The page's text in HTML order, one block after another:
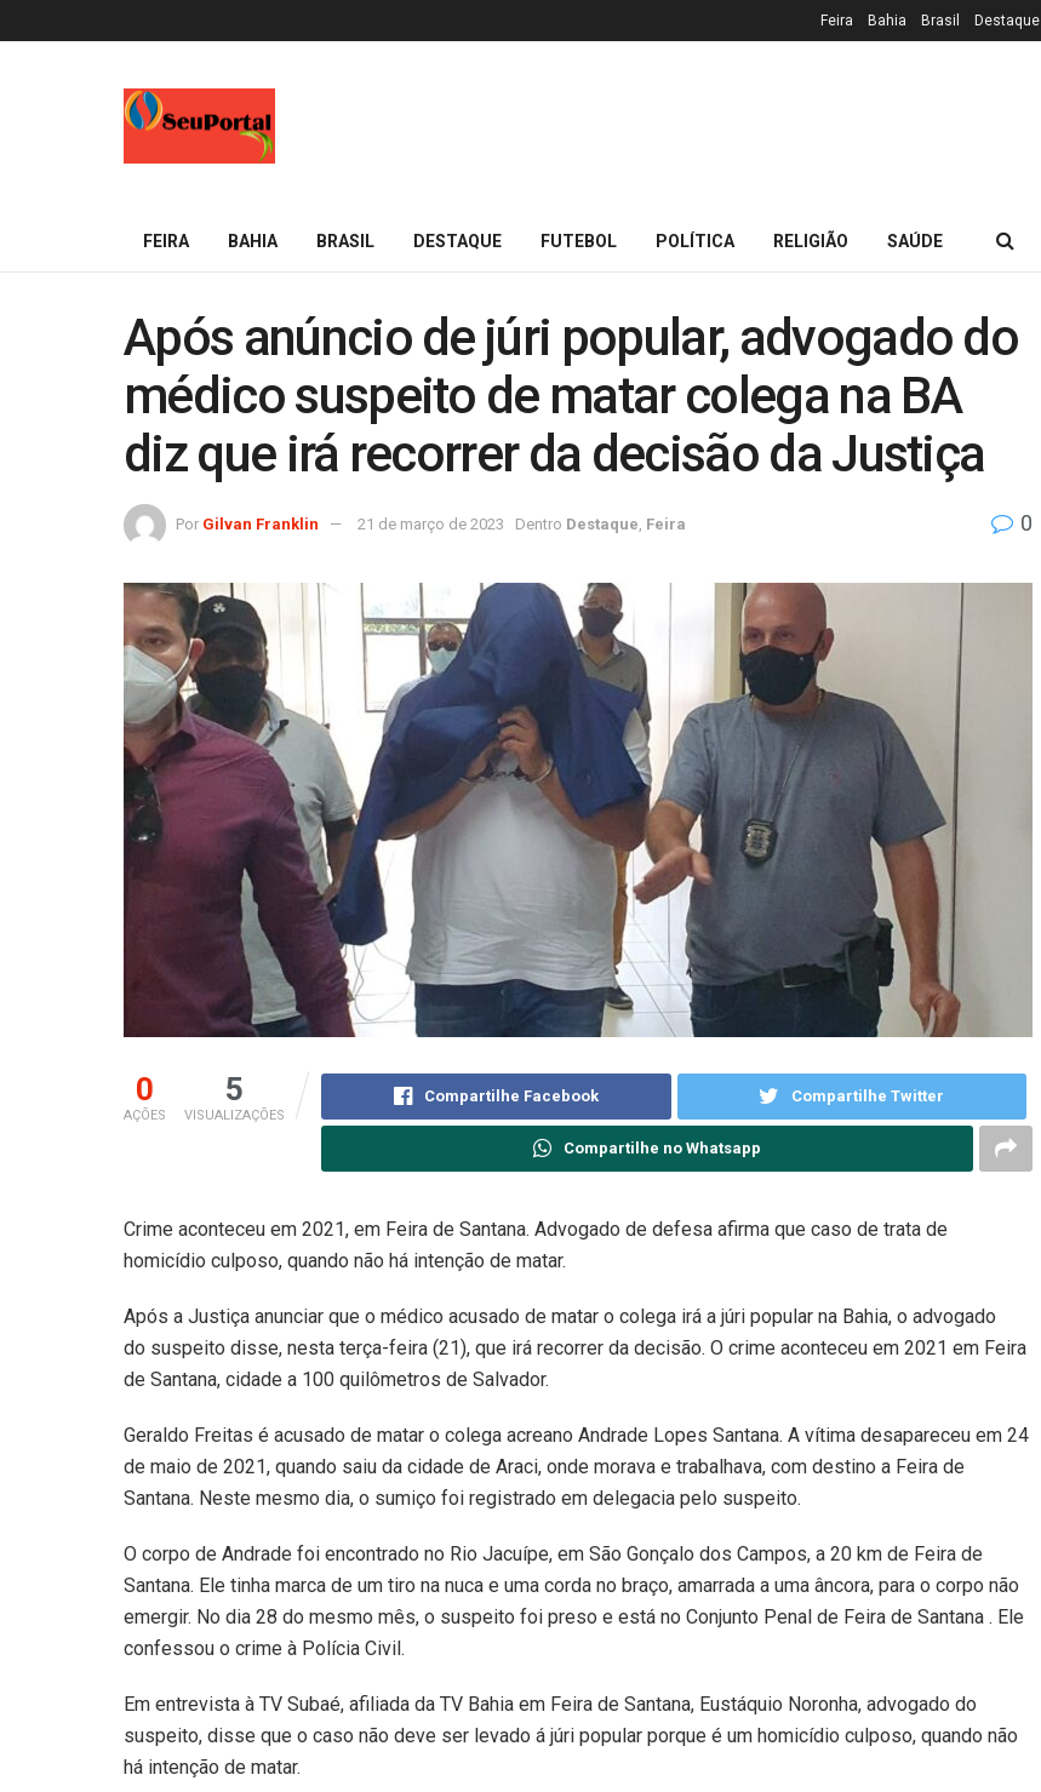
Feira Bahia Brasil Destaque
FEIRA BAHIA BRASIL DESTAQUE FUTEBOL POLÍTICA RELIGIÃO SAÚDE
Após anúncio de júri popular, advogado do
médico suspeito de matar colega na BA
diz que irá recorrer da decisão da Justiça
Por Gilvan Franklin 21 de março de 2023 Dentro Destaque Feira 0
0
AÇÕES
5
VISUALIZAÇÕES
Compartilhe Facebook Compartilhe Twitter
Compartilhe no Whatsapp
Crime aconteceu em 2021, em Feira de Santana. Advogado de defesa afirma que caso de trata de
homicídio culposo, quando não há intenção de matar.
Após a Justiça anunciar que o médico acusado de matar o colega irá a júri popular na Bahia, o advogado
do suspeito disse, nesta terça-feira (21), que irá recorrer da decisão. O crime aconteceu em 2021 em Feira
de Santana, cidade a 100 quilômetros de Salvador.
Geraldo Freitas é acusado de matar o colega acreano Andrade Lopes Santana. A vítima desapareceu em 24
de maio de 2021, quando saiu da cidade de Araci, onde morava e trabalhava, com destino a Feira de
Santana. Neste mesmo dia, o sumiço foi registrado em delegacia pelo suspeito.
O corpo de Andrade foi encontrado no Rio Jacuípe, em São Gonçalo dos Campos, a 20 km de Feira de
Santana. Ele tinha marca de um tiro na nuca e uma corda no braço, amarrada a uma âncora, para o corpo não
emergir. No dia 28 do mesmo mês, o suspeito foi preso e está no Conjunto Penal de Feira de Santana . Ele
confessou o crime à Polícia Civil.
Em entrevista à TV Subaé, afiliada da TV Bahia em Feira de Santana, Eustáquio Noronha, advogado do
suspeito, disse que o caso não deve ser levado á júri popular porque é um homicídio culposo, quando não
há intenção de matar.